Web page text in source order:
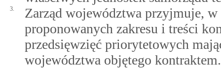
3.
Zarząd województwa przyjmuje, w
proponowanych zakresu i treści
przedsięwzięć priorytetowych
województwa objętego kontraktem.